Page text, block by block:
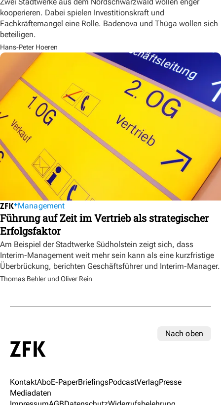
kooperieren. Dabei spielen Investitionskraft und
Fachkräftemangel eine Rolle. Badenova und Thüga wollen sich
beteiligen.
Hans-Peter Hoeren
Management
Führung auf Zeit im Vertrieb als strategischer
Erfolgsfaktor
Am Beispiel der Stadtwerke Südholstein zeigt sich, dass
Interim-Management weit mehr sein kann als eine kurzfristige
Überbrückung, berichten Geschäftsführer und Interim-Manager.
Thomas Behler und Oliver Rein
Nach oben
KontaktAboE-PaperBriefingsPodcastVerlagPresse
Mediadaten